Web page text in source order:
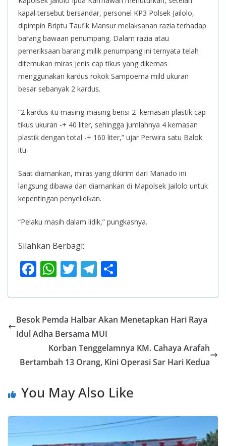
kapal tersebut bersandar, personel KP3 Polsek Jailolo,
dipimpin Briptu Taufik Mansur melaksanan razia terhadap
barang bawaan penumpang. Dalam razia atau
pemeriksaan barang milik penumpang ini ternyata telah
ditemukan miras jenis cap tikus yang dikemas
menggunakan kardus rokok Sampoerna mild ukuran
besar sebanyak 2 kardus.
“2 kardus itu masing-masing berisi 2 kemasan plastik cap
tikus ukuran -+ 40 liter, sehingga jumlahnya 4 kemasan
plastik dengan total -+ 160 liter,” ujar Perwira satu Balok
itu.
Saat diamankan, miras yang dikirim dari Manado ini
langsung dibawa dan diamankan di Mapolsek Jailolo untuk
kepentingan penyelidikan.
“Pelaku masih dalam lidik,” pungkasnya.
Silahkan Berbagi:
F
e
b
o
k
W
at
s
A
p
p
T
itt
er
T
e
gr
a
m
ar
e
Besok Pemda Halbar Akan Menetapkan Hari Raya
Idul Adha Bersama MUI
Korban Tenggelamnya KM. Cahaya Arafah
Bertambah 13 Orang, Kini Operasi Sar Hari Kedua
You May Also Like